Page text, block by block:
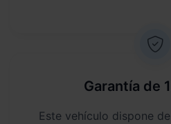
Garantía de
Este vehículo dispone